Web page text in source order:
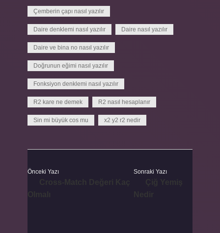
Çemberin çapı nasıl yazılır
Daire denklemi nasıl yazılır Daire nasıl yazılır
Daire ve bina no nasıl yazılır
Doğrunun eğimi nasıl yazılır
Fonksiyon denklemi nasıl yazılır
R2 kare ne demek R2 nasıl hesaplanır
Sin mi büyük cos mu x2 y2 r2 nedir
Önceki Yazı Sonraki Yazı